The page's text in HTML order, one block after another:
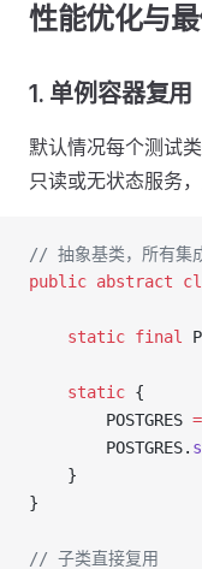
性能优化与
1. 单例容器复用
默认情况每个测试
只读或无状态服务
// 抽象基类，所有集
public abstract
    static
final
    static
{
        POSTGRES
=
        POSTGRES.
    }
}
// 子类直接复用